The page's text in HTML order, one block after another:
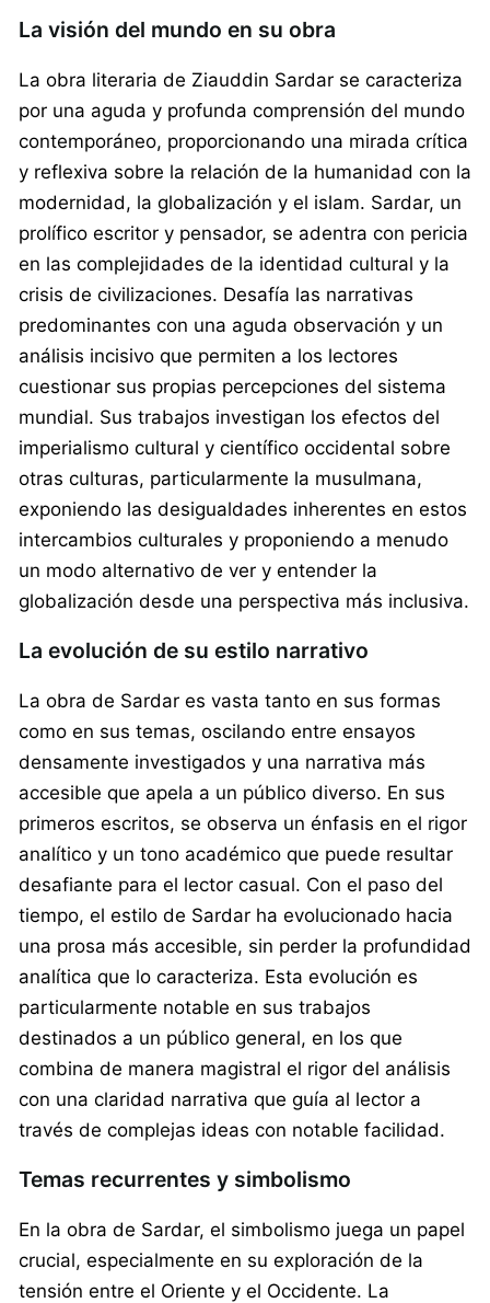
La visión del mundo en su obra
La obra literaria de Ziauddin Sardar se caracteriza
por una aguda y profunda comprensión del mundo
contemporáneo, proporcionando una mirada crítica
y reflexiva sobre la relación de la humanidad con la
modernidad, la globalización y el islam. Sardar, un
prolífico escritor y pensador, se adentra con pericia
en las complejidades de la identidad cultural y la
crisis de civilizaciones. Desafía las narrativas
predominantes con una aguda observación y un
análisis incisivo que permiten a los lectores
cuestionar sus propias percepciones del sistema
mundial. Sus trabajos investigan los efectos del
imperialismo cultural y científico occidental sobre
otras culturas, particularmente la musulmana,
exponiendo las desigualdades inherentes en estos
intercambios culturales y proponiendo a menudo
un modo alternativo de ver y entender la
globalización desde una perspectiva más inclusiva.
La evolución de su estilo narrativo
La obra de Sardar es vasta tanto en sus formas
como en sus temas, oscilando entre ensayos
densamente investigados y una narrativa más
accesible que apela a un público diverso. En sus
primeros escritos, se observa un énfasis en el rigor
analítico y un tono académico que puede resultar
desafiante para el lector casual. Con el paso del
tiempo, el estilo de Sardar ha evolucionado hacia
una prosa más accesible, sin perder la profundidad
analítica que lo caracteriza. Esta evolución es
particularmente notable en sus trabajos
destinados a un público general, en los que
combina de manera magistral el rigor del análisis
con una claridad narrativa que guía al lector a
través de complejas ideas con notable facilidad.
Temas recurrentes y simbolismo
En la obra de Sardar, el simbolismo juega un papel
crucial, especialmente en su exploración de la
tensión entre el Oriente y el Occidente. La